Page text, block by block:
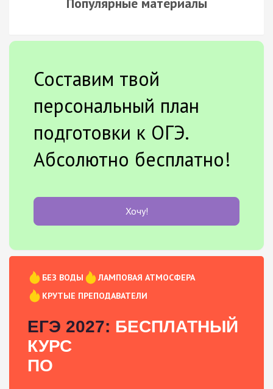
Составим твой
персональный план
подготовки к ОГЭ.
Абсолютно бесплатно!
Хочу!
БЕЗ ВОДЫ
ЛАМПОВАЯ АТМОСФЕРА
КРУТЫЕ ПРЕПОДАВАТЕЛИ
ЕГЭ 2027: БЕСПЛАТНЫЙ
КУРС
ПО